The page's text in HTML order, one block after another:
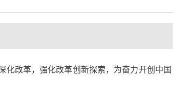
改革，强化改革创新探索，为奋力开创中国